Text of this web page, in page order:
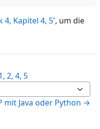
Kapitel 4, 5', um die
2, 4, 5
mit Java oder Python →